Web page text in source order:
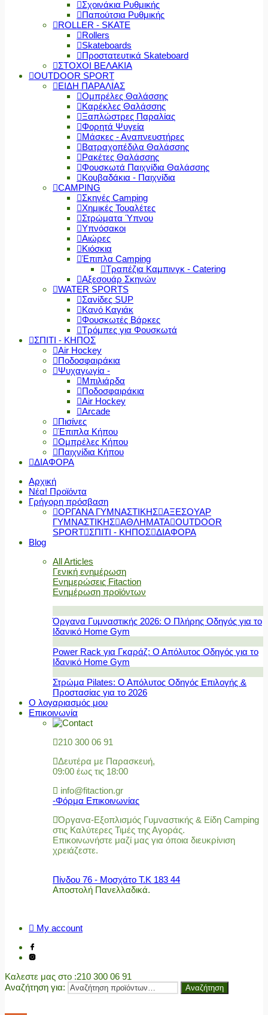
Σχοινάκια Ρυθμικής
Παπούτσια Ρυθμικής
ROLLER - SKATE
Rollers
Skateboards
Προστατευτικά Skateboard
ΣΤΟΧΟΙ ΒΕΛΑΚΙΑ
OUTDOOR SPORT
ΕΙΔΗ ΠΑΡΑΛΙΑΣ
Ομπρέλες Θαλάσσης
Καρέκλες Θαλάσσης
Ξαπλώστρες Παραλίας
Φορητά Ψυγεία
Μάσκες - Αναπνευστήρες
Βατραχοπέδιλα Θαλάσσης
Ρακέτες Θαλάσσης
Φουσκωτά Παιχνίδια Θαλάσσης
Κουβαδάκια - Παιχνίδια
CAMPING
Σκηνές Camping
Χημικές Τουαλέτες
Στρώματα Ύπνου
Υπνόσακοι
Αιώρες
Κιόσκια
Έπιπλα Camping
Τραπέζια Καμπινγκ - Catering
Αξεσουάρ Σκηνών
WATER SPORTS
Σανίδες SUP
Κανό Καγιάκ
Φουσκωτές Βάρκες
Τρόμπες για Φουσκωτά
ΣΠΙΤΙ - ΚΗΠΟΣ
Air Hockey
Ποδοσφαιράκια
Ψυχαγωγία -
Μπιλιάρδα
Ποδοσφαιράκια
Air Hockey
Arcade
Πισίνες
Έπιπλα Κήπου
Ομπρέλες Κήπου
Παιχνίδια Κήπου
ΔΙΑΦΟΡΑ
Αρχική
Νέα! Προϊόντα
Γρήγορη πρόσβαση
ΟΡΓΑΝΑ ΓΥΜΝΑΣΤΙΚΗΣ ΑΞΕΣΟΥΑΡ
ΓΥΜΝΑΣΤΙΚΗΣ ΑΘΛΗΜΑΤΑ OUTDOOR
SPORT ΣΠΙΤΙ - ΚΗΠΟΣ ΔΙΑΦΟΡΑ
Blog
All Articles
Γενική ενημέρωση
Ενημερώσεις Fitaction
Ενημέρωση προϊόντων
Όργανα Γυμναστικής 2026: Ο Πλήρης Οδηγός για το
Ιδανικό Home Gym
Power Rack για Γκαράζ: Ο Απόλυτος Οδηγός για το
Ιδανικό Home Gym
Στρώμα Pilates: Ο Απόλυτος Οδηγός Επιλογής &
Προστασίας για το 2026
Ο λογαριασμός μου
Επικοινωνία
210 300 06 91
Δευτέρα με Παρασκευή,
09:00 έως τις 18:00
info@fitaction.gr
-Φόρμα Επικοινωνίας
Όργανα-Εξοπλισμός Γυμναστικής & Είδη Camping
στις Καλύτερες Τιμές της Αγοράς.
Επικοινωνήστε μαζί μας για όποια διευκρίνιση
χρειάζεστε.
Πίνδου 76 - Μοσχάτο Τ.Κ 183 44
Αποστολή Πανελλαδικά.
My account
Καλεστε μας στο :210 300 06 91
Αναζήτηση για:
Αναζήτηση